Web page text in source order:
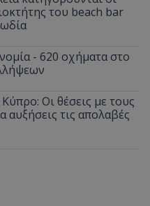
του beach bar
- 620 οχήματα στο
Οι θέσεις με τους
τις απολαβές